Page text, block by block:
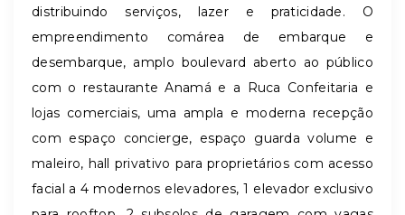
distribuindo serviços, lazer e praticidade. O
empreendimento comárea de embarque e
desembarque, amplo boulevard aberto ao público
com o restaurante Anamá e a Ruca Confeitaria e
lojas comerciais, uma ampla e moderna recepção
com espaço concierge, espaço guarda volume e
maleiro, hall privativo para proprietários com acesso
facial a 4 modernos elevadores, 1 elevador exclusivo